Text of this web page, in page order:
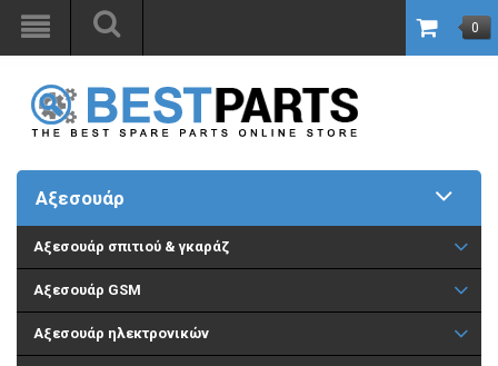
0
Αξεσουάρ
Aξεσουάρ σπιτιού & γκαράζ
Αξεσουάρ GSM
Αξεσουάρ ηλεκτρονικών